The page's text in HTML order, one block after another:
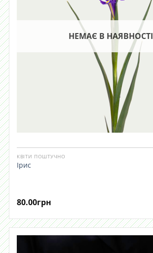
НЕМАЄ В НАЯВНОСТІ
КВІТИ ПОШТУЧНО
Ірис
80.00грн